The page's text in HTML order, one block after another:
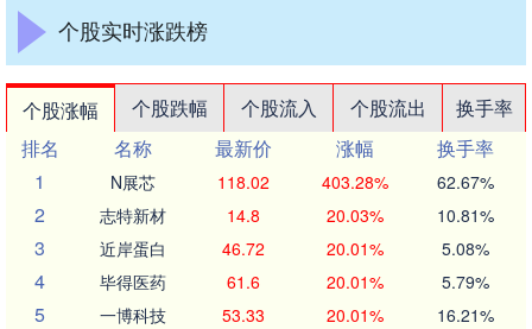
个股实时涨跌榜
个股涨幅 个股跌幅 个股流入 个股流出
换手率
排名
名称 最新价 涨幅
换手率
1
N展芯 118.02 403.28% 62.67%
2 志特新材 14.8 20.03% 10.81%
3 近岸蛋白 46.72 20.01% 5.08%
4 毕得医药 61.6 20.01% 5.79%
5 一博科技 53.33 20.01% 16.21%